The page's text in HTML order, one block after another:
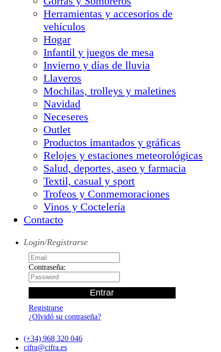
Herramientas y accesorios de
vehículos
Hogar
Infantil y juegos de mesa
Invierno y días de lluvia
Llaveros
Mochilas, trolleys y maletines
Navidad
Neceseres
Outlet
Productos imantados y gráficas
Relojes y estaciones meteorológicas
Salud, deportes, aseo y farmacia
Textil, casual y sport
Trofeos y Conmemoraciones
Vinos y Coctelería
Contacto
Login/Registrarse
Contraseña:
Registrarse
¿Olvidó su contraseña?
(+34) 968 320 046
cifra@cifra.es